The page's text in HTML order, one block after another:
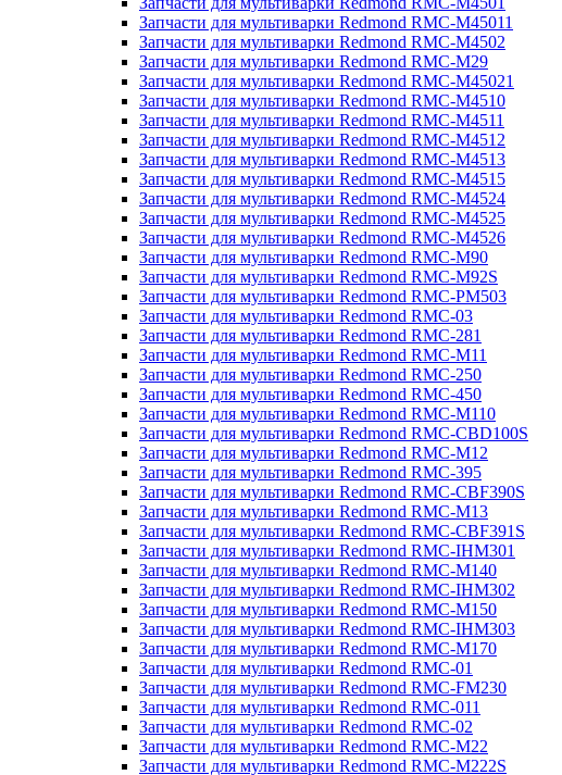
Запчасти для мультиварки Redmond RMC-M45011
Запчасти для мультиварки Redmond RMC-M4502
Запчасти для мультиварки Redmond RMC-M29
Запчасти для мультиварки Redmond RMC-M45021
Запчасти для мультиварки Redmond RMC-M4510
Запчасти для мультиварки Redmond RMC-M4511
Запчасти для мультиварки Redmond RMC-M4512
Запчасти для мультиварки Redmond RMC-M4513
Запчасти для мультиварки Redmond RMC-M4515
Запчасти для мультиварки Redmond RMC-M4524
Запчасти для мультиварки Redmond RMC-M4525
Запчасти для мультиварки Redmond RMC-M4526
Запчасти для мультиварки Redmond RMC-M90
Запчасти для мультиварки Redmond RMC-M92S
Запчасти для мультиварки Redmond RMC-PM503
Запчасти для мультиварки Redmond RMC-03
Запчасти для мультиварки Redmond RMC-281
Запчасти для мультиварки Redmond RMC-M11
Запчасти для мультиварки Redmond RMC-250
Запчасти для мультиварки Redmond RMC-450
Запчасти для мультиварки Redmond RMC-M110
Запчасти для мультиварки Redmond RMC-CBD100S
Запчасти для мультиварки Redmond RMC-M12
Запчасти для мультиварки Redmond RMC-395
Запчасти для мультиварки Redmond RMC-CBF390S
Запчасти для мультиварки Redmond RMC-M13
Запчасти для мультиварки Redmond RMC-CBF391S
Запчасти для мультиварки Redmond RMC-IHM301
Запчасти для мультиварки Redmond RMC-M140
Запчасти для мультиварки Redmond RMC-IHM302
Запчасти для мультиварки Redmond RMC-M150
Запчасти для мультиварки Redmond RMC-IHM303
Запчасти для мультиварки Redmond RMC-M170
Запчасти для мультиварки Redmond RMC-01
Запчасти для мультиварки Redmond RMC-FM230
Запчасти для мультиварки Redmond RMC-011
Запчасти для мультиварки Redmond RMC-02
Запчасти для мультиварки Redmond RMC-M22
Запчасти для мультиварки Redmond RMC-M222S